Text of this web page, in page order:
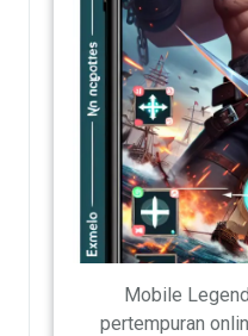
Mobile
pertempuran